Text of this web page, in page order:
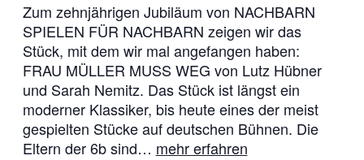
Zum zehnjährigen Jubiläum von NACHBARN
SPIELEN FÜR NACHBARN zeigen wir das
Stück, mit dem wir mal angefangen haben:
FRAU MÜLLER MUSS WEG von Lutz Hübner
und Sarah Nemitz. Das Stück ist längst ein
moderner Klassiker, bis heute eines der meist
gespielten Stücke auf deutschen Bühnen. Die
Eltern der 6b sind… mehr erfahren